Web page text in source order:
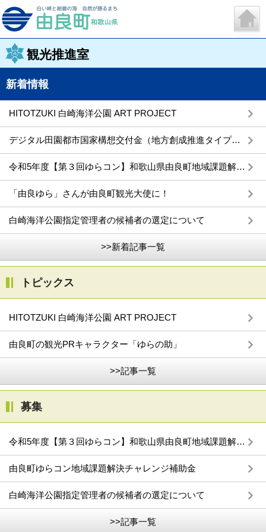
観光推進室
新着情報
HITOTZUKI 白崎海洋公園 ART PROJECT
デジタル田園都市国家構想交付金（地方創成推進タイプ）を活用した事業
令和5年度【第３回ゆらコン】和歌山県由良町地域課題解決型事業活動プランコンテスト
「由良ゆら」さんが由良町観光大使に！
白崎海洋公園指定管理者の候補者の選定について
>>新着記事一覧
トピックス
HITOTZUKI 白崎海洋公園 ART PROJECT
由良町の観光PRキャラクター「ゆらの助」
>>記事一覧
募集
令和5年度【第３回ゆらコン】和歌山県由良町地域課題解決型事業活動プランコンテスト
由良町ゆらコン地域課題解決チャレンジ補助金
白崎海洋公園指定管理者の候補者の選定について
>>記事一覧